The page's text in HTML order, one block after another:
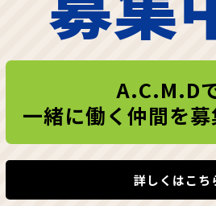
A.C.M.D
一緒に働く仲間を
詳しくはこち